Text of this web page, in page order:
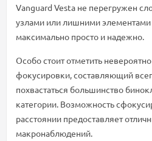
Vanguard Vesta не перегружен
узлами или лишними элементами
максимально просто и надежно.
Особо стоит отметить
фокусировки, составляющий
похвастаться большинство
категории. Возможность
расстоянии предоставляет
макронаблюдений.